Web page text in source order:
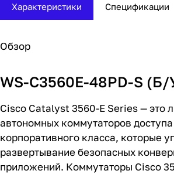
Характеристики Спецификации
Обзор
WS-C3560E-48PD-S
Cisco Catalyst 3560-E Series — это
автономных коммутаторов
корпоративного класса, которые
развертывание безопасных
приложений. Коммутаторы Cisco